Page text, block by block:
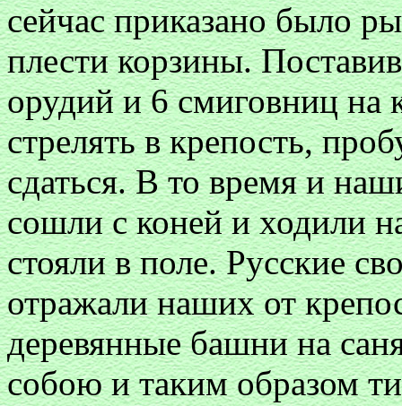
сейчас приказано было
плести корзины.
орудий и 6 смиговниц на
стрелять в крепость,
сдаться. В то время и
сошли с коней и ходили
стояли в поле. Русские
отражали наших от
деревянные башни на
собою и таким образом